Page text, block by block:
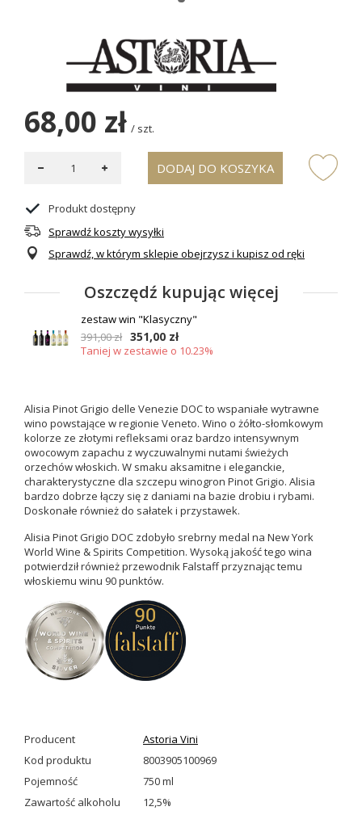
68,00 zł / szt.
DODAJ DO KOSZYKA
Produkt dostępny
Sprawdź koszty wysyłki
Sprawdź, w którym sklepie obejrzysz i kupisz od ręki
Oszczędź kupując więcej
zestaw win "Klasyczny"
391,00 zł 351,00 zł
Taniej w zestawie o 10.23%
Alisia Pinot Grigio delle Venezie DOC to wspaniałe wytrawne
wino powstające w regionie Veneto. Wino o żółto-słomkowym
kolorze ze złotymi refleksami oraz bardzo intensywnym
owocowym zapachu z wyczuwalnymi nutami świeżych
orzechów włoskich. W smaku aksamitne i eleganckie,
charakterystyczne dla szczepu winogron Pinot Grigio. Alisia
bardzo dobrze łączy się z daniami na bazie drobiu i rybami.
Doskonałe również do sałatek i przystawek.
Alisia Pinot Grigio DOC zdobyło srebrny medal na New York
World Wine & Spirits Competition. Wysoką jakość tego wina
potwierdził również przewodnik Falstaff przyznając temu
włoskiemu winu 90 punktów.
Producent
Astoria Vini
Kod produktu
8003905100969
Pojemność
750 ml
Zawartość alkoholu
12,5%